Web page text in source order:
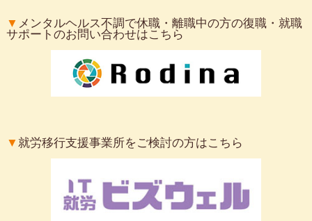
▼ メンタルヘルス不調で休職・離職中の方の復職・就職
サポートのお問い合わせはこちら
▼就労移行支援事業所をご検討の方はこちら